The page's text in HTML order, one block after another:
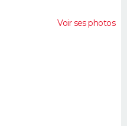
Voir ses photos